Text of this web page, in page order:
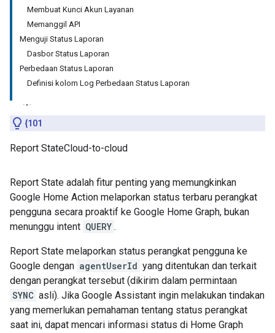
Membuat Kunci Akun Layanan
Memanggil API
Menguji Status Laporan
Dasbor Status Laporan
Perbedaan Status Laporan
Definisi kolom Log Perbedaan Status Laporan
{101
Report StateCloud-to-cloud
Report State adalah fitur penting yang memungkinkan
Google Home Action melaporkan status terbaru perangkat
pengguna secara proaktif ke Google Home Graph, bukan
menunggu intent QUERY .
Report State melaporkan status perangkat pengguna ke
Google dengan agentUserId yang ditentukan dan terkait
dengan perangkat tersebut (dikirim dalam permintaan
SYNC asli). Jika Google Assistant ingin melakukan tindakan
yang memerlukan pemahaman tentang status perangkat
saat ini, dapat mencari informasi status di Home Graph